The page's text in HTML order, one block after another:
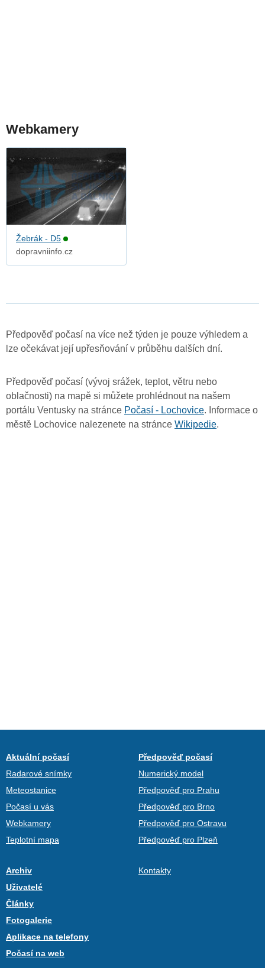
Webkamery
Žebrák - D5
dopravniinfo.cz
Předpověď počasí na více než týden je pouze výhledem a
lze očekávat její upřesňování v průběhu dalších dní.
Předpověď počasí (vývoj srážek, teplot, větru nebo
oblačnosti) na mapě si můžete prohlédnout na našem
portálu Ventusky na stránce Počasí - Lochovice. Informace o
městě Lochovice nalezenete na stránce Wikipedie.
Aktuální počasí
Radarové snímky
Meteostanice
Počasí u vás
Webkamery
Teplotní mapa
Předpověď počasí
Numerický model
Předpověď pro Prahu
Předpověď pro Brno
Předpověď pro Ostravu
Předpověď pro Plzeň
Archiv
Uživatelé
Články
Fotogalerie
Aplikace na telefony
Počasí na web
Kontakty